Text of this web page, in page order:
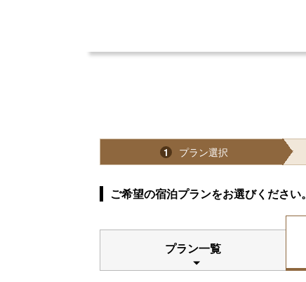
1 プラン選択
ご希望の宿泊プランをお選びください。
プラン一覧